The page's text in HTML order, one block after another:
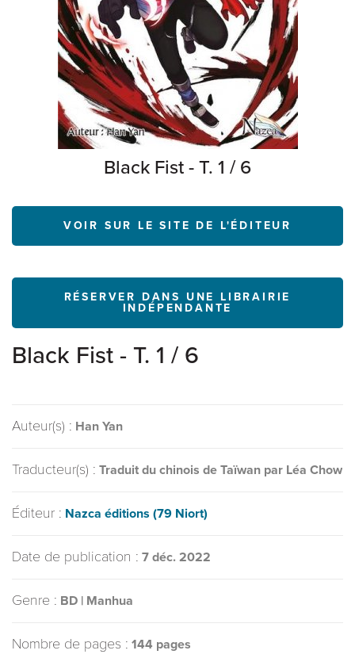
Black Fist - T. 1 / 6
VOIR SUR LE SITE DE L'ÉDITEUR
RÉSERVER DANS UNE LIBRAIRIE
INDÉPENDANTE
Black Fist - T. 1 / 6
Auteur(s) : Han Yan
Traducteur(s) : Traduit du chinois de Taïwan par Léa Chow
Éditeur : Nazca éditions (79 Niort)
Date de publication : 7 déc. 2022
Genre : BD | Manhua
Nombre de pages : 144 pages